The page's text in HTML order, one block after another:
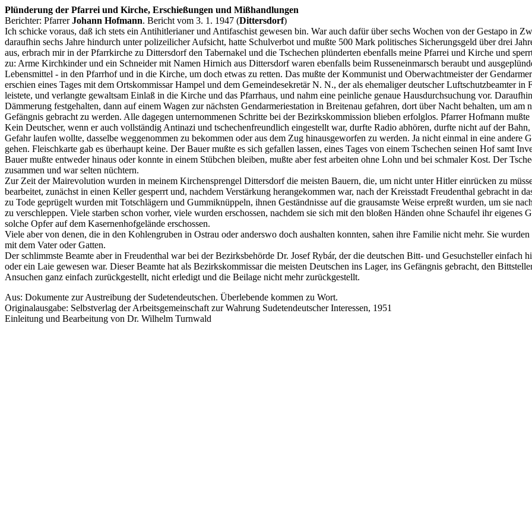
Plünderung der Pfarrei und Kirche, Erschießungen und Mißhandlungen
Berichter: PfarrerJohann Hofmann. Bericht vom 3. 1. 1947 (Dittersdorf)
Ich schicke voraus, daß ich stets ein Antihitlerianer und Antifaschist gewesen bin. War auch dafür über sechs Wochen von der Gestapo in
daraufhin sechs Jahre hindurch unter polizeilicher Aufsicht, hatte Schulverbot und mußte 500 Mark politisches Sicherungsgeld über drei
aus, erbrach mir in der Pfarrkirche zu Dittersdorf den Tabernakel und die Tschechen plünderten ebenfalls meine Pfarrei und Kirche und
zu: Arme Kirchkinder und ein Schneider mit Namen Hirnich aus Dittersdorf waren ebenfalls beim Russeneinmarsch beraubt und
Lebensmittel - in den Pfarrhof und in die Kirche, um doch etwas zu retten. Das mußte der Kommunist und Oberwachtmeister der
erschien eines Tages mit dem Ortskommissar Hampel und dem Gemeindesekretär N. N., der als ehemaliger deutscher Luftschutzbeamter
leistete, und verlangte gewaltsam Einlaß in die Kirche und das Pfarrhaus, und nahm eine peinliche genaue Hausdurchsuchung vor.
Dämmerung festgehalten, dann auf einem Wagen zur nächsten Gendarmeriestation in Breitenau gefahren, dort über Nacht behalten, um
Gefängnis gebracht zu werden. Alle dagegen unternommenen Schritte bei der Bezirkskommission blieben erfolglos. Pfarrer Hofmann
Kein Deutscher, wenn er auch vollständig Antinazi und tschechenfreundlich eingestellt war, durfte Radio abhören, durfte nicht auf der
Gefahr laufen wollte, dasselbe weggenommen zu bekommen oder aus dem Zug hinausgeworfen zu werden. Ja nicht einmal in eine
gehen. Fleischkarte gab es überhaupt keine. Der Bauer mußte es sich gefallen lassen, eines Tages von einem Tschechen seinen Hof samt
Bauer mußte entweder hinaus oder konnte in einem Stübchen bleiben, mußte aber fest arbeiten ohne Lohn und bei schmaler Kost. Der
zusammen und war selten nüchtern.
Zur Zeit der Mairevolution wurden in meinem Kirchensprengel Dittersdorf die meisten Bauern, die, um nicht unter Hitler einrücken zu
bearbeitet, zunächst in einen Keller gesperrt und, nachdem Verstärkung herangekommen war, nach der Kreisstadt Freudenthal gebracht in
zu Tode geprügelt wurden mit Totschlägern und Gummiknüppeln, ihnen Geständnisse auf die grausamste Weise erpreßt wurden, um sie
zu verschleppen. Viele starben schon vorher, viele wurden erschossen, nachdem sie sich mit den bloßen Händen ohne Schaufel ihr eigenes
solche Opfer auf dem Kasernenhofgelände erschossen.
Viele aber von denen, die in den Kohlengruben in Ostrau oder anderswo doch aushalten konnten, sahen ihre Familie nicht mehr. Sie
mit dem Vater oder Gatten.
Der schlimmste Beamte aber in Freudenthal war bei der Bezirksbehörde Dr. Josef Rybár, der die deutschen Bitt- und Gesuchsteller einfach
oder ein Laie gewesen war. Dieser Beamte hat als Bezirkskommissar die meisten Deutschen ins Lager, ins Gefängnis gebracht, den
Ansuchen ganz einfach zurückgestellt, nicht erledigt und die Beilage nicht mehr zurückgestellt.
Aus: Dokumente zur Austreibung der Sudetendeutschen. Überlebende kommen zu Wort.
Originalausgabe: Selbstverlag der Arbeitsgemeinschaft zur Wahrung Sudetendeutscher Interessen, 1951
Einleitung und Bearbeitung von Dr. Wilhelm Turnwald